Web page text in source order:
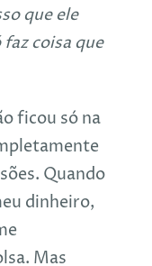
que ele
coisa que
ficou só na
Quando
dinheiro,
Mas